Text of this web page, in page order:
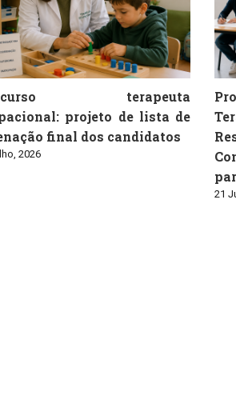
terapeuta
projeto de lista de
final dos candidatos
2026
21